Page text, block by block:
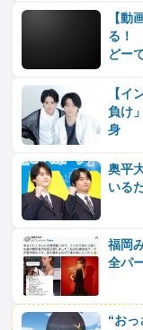
【動
る！
どー
【イ
負け
身
奥平
いる
福岡
全パ
“お